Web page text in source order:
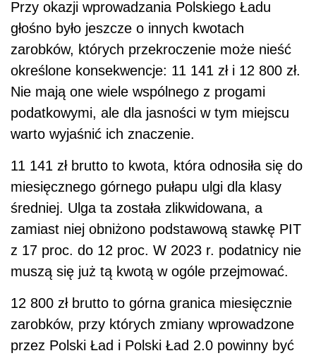
Przy okazji wprowadzania Polskiego Ładu
głośno było jeszcze o innych kwotach
zarobków, których przekroczenie może nieść
określone konsekwencje: 11 141 zł i 12 800 zł.
Nie mają one wiele wspólnego z progami
podatkowymi, ale dla jasności w tym miejscu
warto wyjaśnić ich znaczenie.
11 141 zł brutto to kwota, która odnosiła się do
miesięcznego górnego pułapu ulgi dla klasy
średniej. Ulga ta została zlikwidowana, a
zamiast niej obniżono podstawową stawkę PIT
z 17 proc. do 12 proc. W 2023 r. podatnicy nie
muszą się już tą kwotą w ogóle przejmować.
12 800 zł brutto to górna granica miesięcznie
zarobków, przy których zmiany wprowadzone
przez Polski Ład i Polski Ład 2.0 powinny być